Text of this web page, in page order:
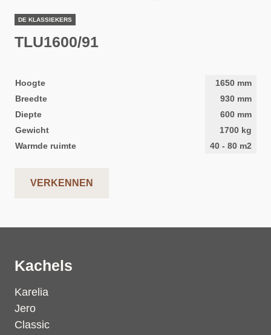
DE KLASSIEKERS
TLU1600/91
Hoogte 1650 mm
Breedte
930 mm
Diepte
600 mm
Gewicht
1700 kg
Warmde ruimte
40 - 80 m2
VERKENNEN
Kachels
Karelia
Jero
Classic